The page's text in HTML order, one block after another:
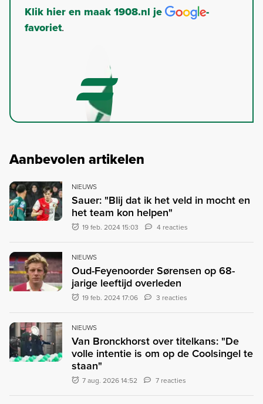
Klik hier en maak 1908.nl je
-
favoriet.
Aanbevolen artikelen
NIEUWS
Sauer: "Blij dat ik het veld in mocht en
het team kon helpen"
19 feb. 2024 15:03 4 reacties
NIEUWS
Oud-Feyenoorder Sørensen op 68-
jarige leeftijd overleden
19 feb. 2024 17:06 3 reacties
NIEUWS
Van Bronckhorst over titelkans: "De
volle intentie is om op de Coolsingel te
staan"
7 aug. 2026 14:52 7 reacties